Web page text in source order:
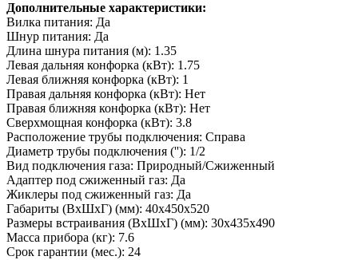
Дополнительные характеристики:
Вилка питания: Да
Шнур питания: Да
Длина шнура питания (м): 1.35
Левая дальняя конфорка (кВт): 1.75
Левая ближняя конфорка (кВт): 1
Правая дальняя конфорка (кВт): Нет
Правая ближняя конфорка (кВт): Нет
Сверхмощная конфорка (кВт): 3.8
Расположение трубы подключения: Справа
Диаметр трубы подключения (''): 1/2
Вид подключения газа: Природный/Сжиженный
Адаптер под сжиженный газ: Да
Жиклеры под сжиженный газ: Да
Габариты (ВхШхГ) (мм): 40х450х520
Размеры встраивания (ВхШхГ) (мм): 30x435х490
Масса прибора (кг): 7.6
Срок гарантии (мес.): 24